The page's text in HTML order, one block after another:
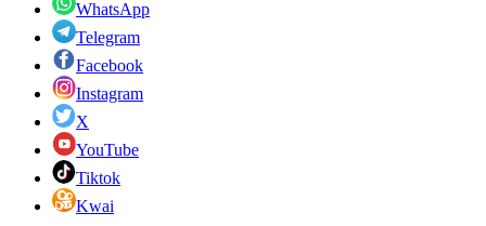
WhatsApp
Telegram
Facebook
Instagram
X
YouTube
Tiktok
Kwai